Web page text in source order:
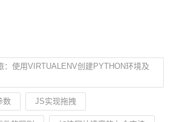
：使用VIRTUALENV创建PYTHON环境及
数 JS实现拖拽